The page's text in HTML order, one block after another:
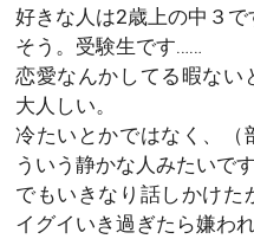
好きな人は2歳上の中３で
そう。受験生です……
恋愛なんかしてる暇ない
大人しい。
冷たいとかではなく、（
ういう静かな人みたいです
でもいきなり話しかけた
イグイいき過ぎたら嫌わ